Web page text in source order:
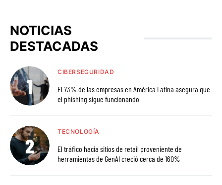
NOTICIAS
DESTACADAS
CIBERSEGURIDAD
El 73% de las empresas en América Latina asegura que
el phishing sigue funcionando
TECNOLOGÍA
El tráfico hacia sitios de retail proveniente de
herramientas de GenAI creció cerca de 160%